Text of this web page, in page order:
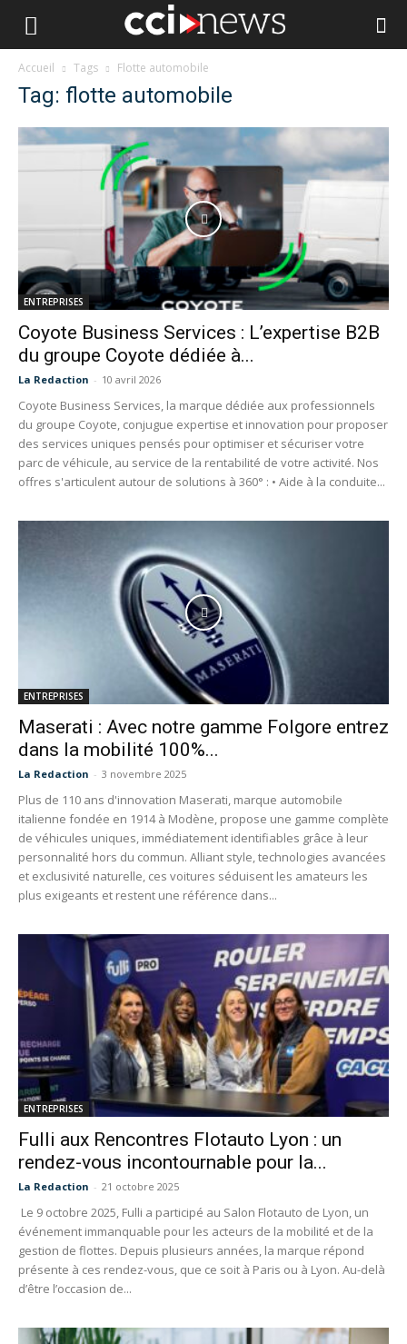
Accueil Tags Flotte automobile
Tag: flotte automobile
ENTREPRISES
Coyote Business Services : L’expertise B2B
du groupe Coyote dédiée à...
La Redaction - 10 avril 2026
Coyote Business Services, la marque dédiée aux professionnels
du groupe Coyote, conjugue expertise et innovation pour proposer
des services uniques pensés pour optimiser et sécuriser votre
parc de véhicule, au service de la rentabilité de votre activité. Nos
offres s'articulent autour de solutions à 360° : • Aide à la conduite...
ENTREPRISES
Maserati : Avec notre gamme Folgore entrez
dans la mobilité 100%...
La Redaction - 3 novembre 2025
Plus de 110 ans d'innovation Maserati, marque automobile
italienne fondée en 1914 à Modène, propose une gamme complète
de véhicules uniques, immédiatement identifiables grâce à leur
personnalité hors du commun. Alliant style, technologies avancées
et exclusivité naturelle, ces voitures séduisent les amateurs les
plus exigeants et restent une référence dans...
ENTREPRISES
Fulli aux Rencontres Flotauto Lyon : un
rendez-vous incontournable pour la...
La Redaction - 21 octobre 2025
Le 9 octobre 2025, Fulli a participé au Salon Flotauto de Lyon, un
événement immanquable pour les acteurs de la mobilité et de la
gestion de flottes. Depuis plusieurs années, la marque répond
présente à ces rendez-vous, que ce soit à Paris ou à Lyon. Au-delà
d’être l’occasion de...